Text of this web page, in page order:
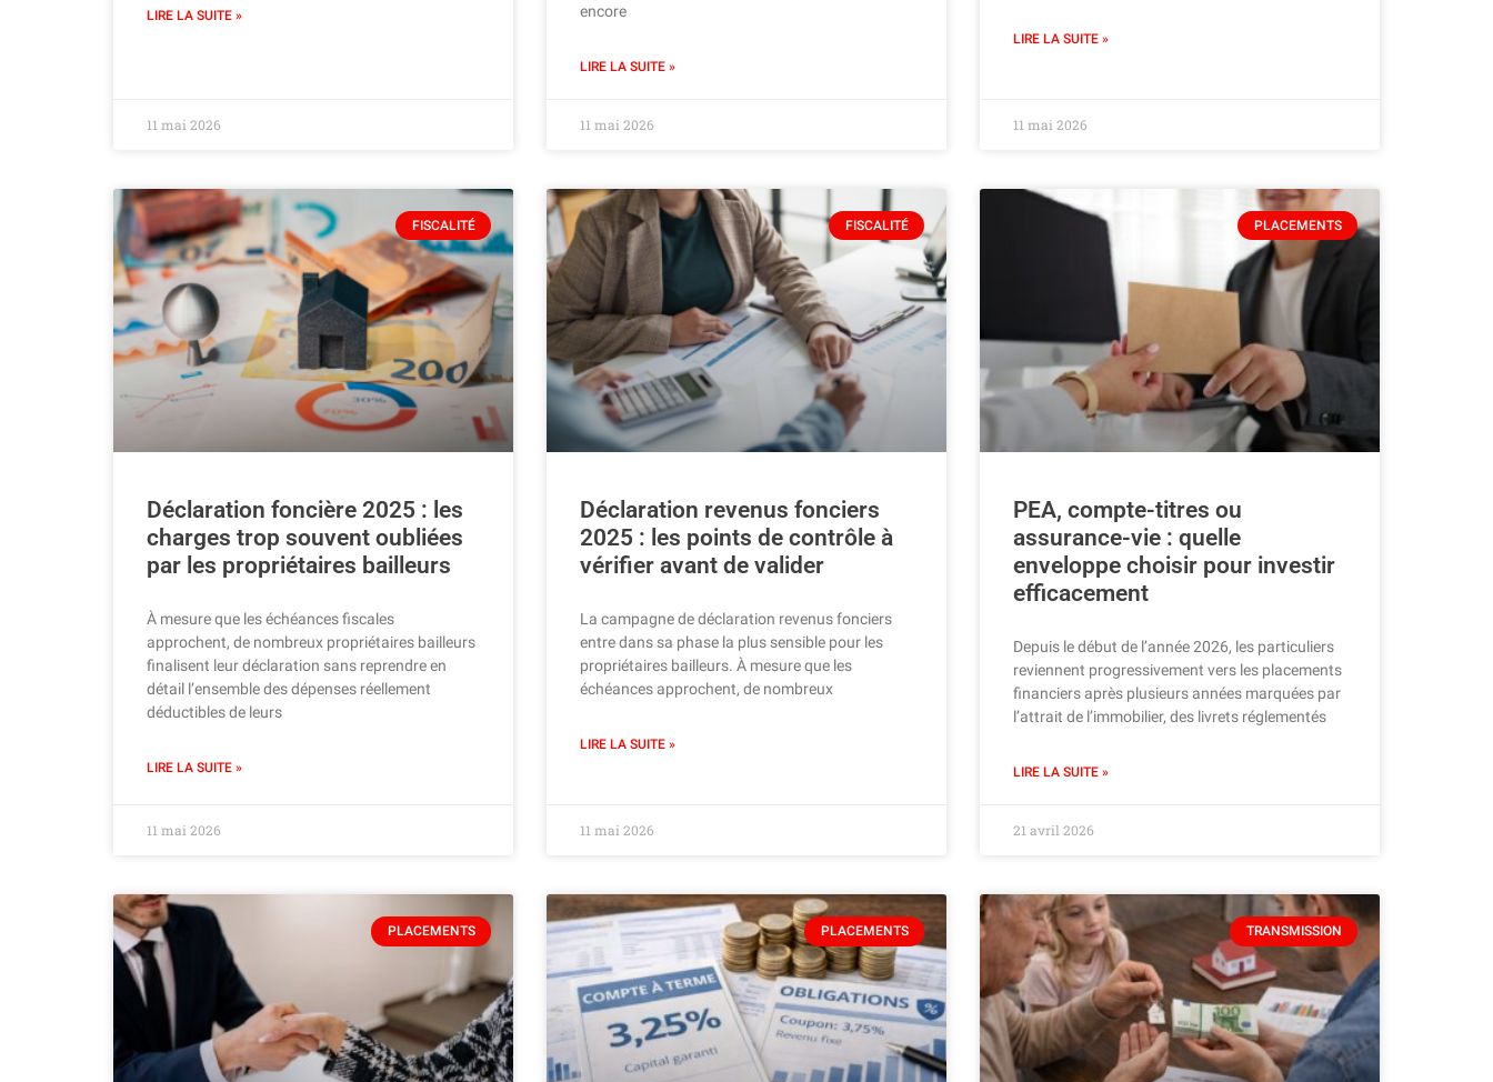
LIRE LA SUITE »
11 mai 2026
encore
LIRE LA SUITE »
11 mai 2026
LIRE LA SUITE »
11 mai 2026
FISCALITÉ
Déclaration foncière 2025 : les
charges trop souvent oubliées
par les propriétaires bailleurs
À mesure que les échéances fiscales
approchent, de nombreux propriétaires bailleurs
finalisent leur déclaration sans reprendre en
détail l’ensemble des dépenses réellement
déductibles de leurs
LIRE LA SUITE »
11 mai 2026
FISCALITÉ
Déclaration revenus fonciers
2025 : les points de contrôle à
vérifier avant de valider
La campagne de déclaration revenus fonciers
entre dans sa phase la plus sensible pour les
propriétaires bailleurs. À mesure que les
échéances approchent, de nombreux
LIRE LA SUITE »
11 mai 2026
PLACEMENTS
PEA, compte-titres ou
assurance-vie : quelle
enveloppe choisir pour investir
efficacement
Depuis le début de l’année 2026, les particuliers
reviennent progressivement vers les placements
financiers après plusieurs années marquées par
l’attrait de l’immobilier, des livrets réglementés
LIRE LA SUITE »
21 avril 2026
PLACEMENTS PLACEMENTS TRANSMISSION